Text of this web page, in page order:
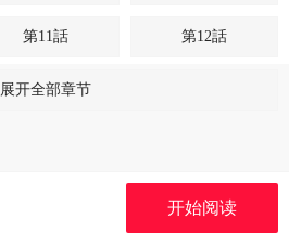
第11話 第12話
第14話
开始阅读
展开全部章节